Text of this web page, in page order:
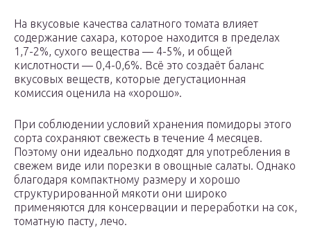
На вкусовые качества салатного томата влияет
содержание сахара, которое находится в пределах
1,7-2%, сухого вещества — 4-5%, и общей
кислотности — 0,4-0,6%. Всё это создаёт баланс
вкусовых веществ, которые дегустационная
комиссия оценила на «хорошо».
При соблюдении условий хранения помидоры этого
сорта сохраняют свежесть в течение 4 месяцев.
Поэтому они идеально подходят для употребления в
свежем виде или порезки в овощные салаты. Однако
благодаря компактному размеру и хорошо
структурированной мякоти они широко
применяются для консервации и переработки на сок,
томатную пасту, лечо.